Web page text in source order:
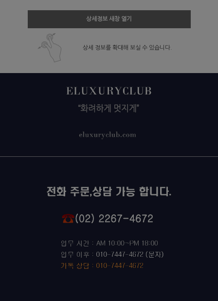
상세정보 새창 열기
상세 정보를 확대해 보실 수 있습니다.